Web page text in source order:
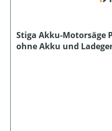
Stiga Akku-Motorsäge
ohne Akku und